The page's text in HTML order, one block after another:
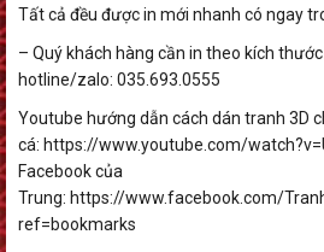
Tất cả đều được in mới nhanh có ngay
– Quý khách hàng cần in theo kích
hotline/zalo: 035.693.0555
Youtube hướng dẫn cách dán tranh 3D
cá: https://www.youtube.com/
Facebook của
Trung: https://www.facebook.com/
ref=bookmarks